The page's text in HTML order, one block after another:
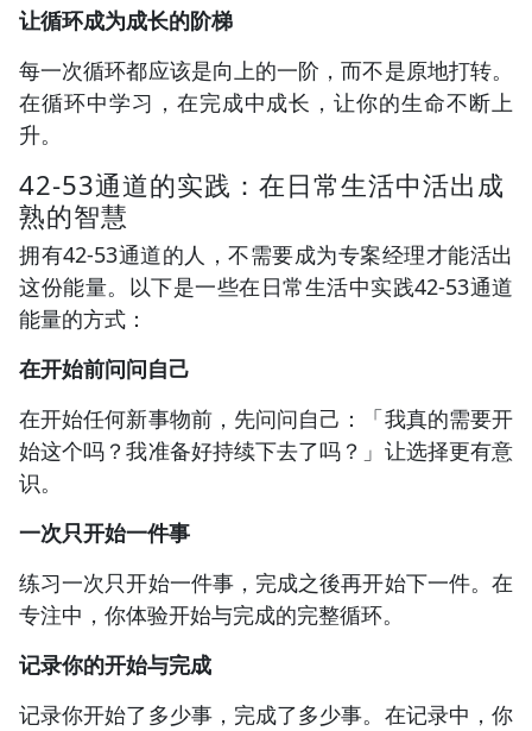
让循环成为成长的阶梯
每一次循环都应该是向上的一阶，而不是原地打转。
在循环中学习，在完成中成长，让你的生命不断上
升。
42-53通道的实践：在日常生活中活出成
熟的智慧
拥有42-53通道的人，不需要成为专案经理才能活出
这份能量。以下是一些在日常生活中实践42-53通道
能量的方式：
在开始前问问自己
在开始任何新事物前，先问问自己：「我真的需要开
始这个吗？我准备好持续下去了吗？」让选择更有意
识。
一次只开始一件事
练习一次只开始一件事，完成之後再开始下一件。在
专注中，你体验开始与完成的完整循环。
记录你的开始与完成
记录你开始了多少事，完成了多少事。在记录中，你